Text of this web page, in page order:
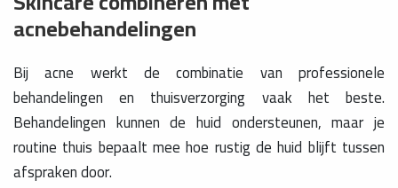
acnebehandelingen
Bij acne werkt de combinatie van professionele
behandelingen en thuisverzorging vaak het beste.
Behandelingen kunnen de huid ondersteunen, maar je
routine thuis bepaalt mee hoe rustig de huid blijft tussen
afspraken door.